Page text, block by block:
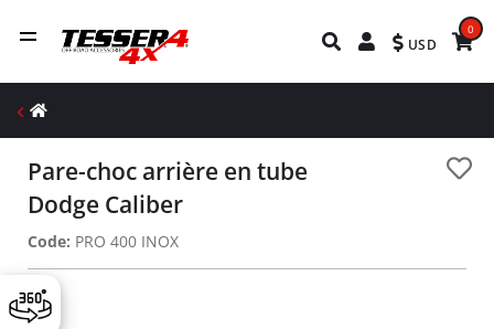
USD
0
Pare-choc arrière en tube
Dodge Caliber
Code: PRO 400 INOX